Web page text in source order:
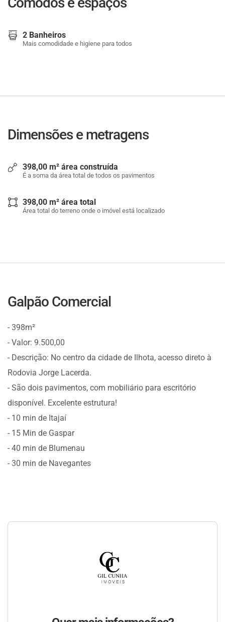
2 Banheiros
Mais comodidade e higiene para todos
Dimensões e metragens
398,00 m² área construída
É a soma da área total de todos os pavimentos
398,00 m² área total
Área total do terreno onde o imóvel está localizado
Galpão Comercial
- 398m²
- Valor: 9.500,00
- Descrição: No centro da cidade de Ilhota, acesso direto à
Rodovia Jorge Lacerda.
- São dois pavimentos, com mobiliário para escritório
disponível. Excelente estrutura!
- 10 min de Itajaí
- 15 Min de Gaspar
- 40 min de Blumenau
- 30 min de Navegantes